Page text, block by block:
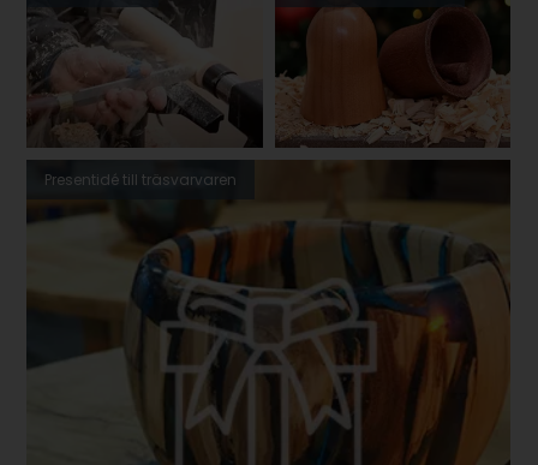
Presentidé till träsvarvaren